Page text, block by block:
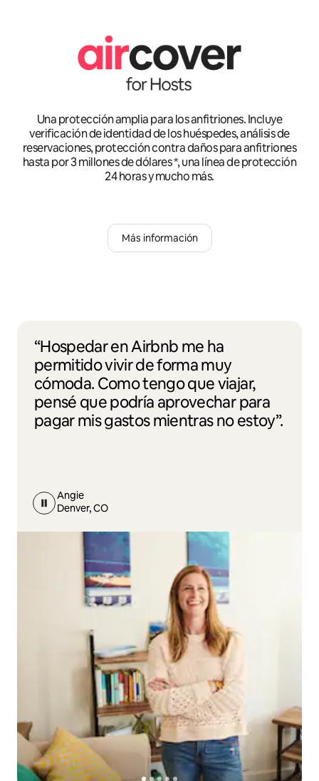
Una protección amplia para los anfitriones. Incluye
verificación de identidad de los huéspedes, análisis de
reservaciones, protección contra daños para anfitriones
hasta por 3 millones de dólares *, una línea de protección
24 horas y mucho más.
Más información
“Hospedar en Airbnb me ha
permitido vivir de forma muy
cómoda. Como tengo que viajar,
pensé que podría aprovechar para
pagar mis gastos mientras no estoy”.
Angie
Denver, CO